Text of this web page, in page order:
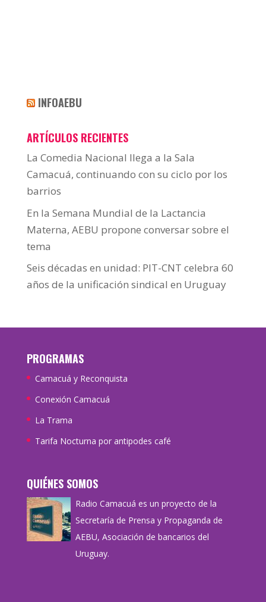
INFOAEBU
ARTÍCULOS RECIENTES
La Comedia Nacional llega a la Sala
Camacuá, continuando con su ciclo por los
barrios
En la Semana Mundial de la Lactancia
Materna, AEBU propone conversar sobre el
tema
Seis décadas en unidad: PIT-CNT celebra 60
años de la unificación sindical en Uruguay
PROGRAMAS
Camacuá y Reconquista
Conexión Camacuá
La Trama
Tarifa Nocturna por antipodes café
QUIÉNES SOMOS
Radio Camacuá es un proyecto de la
Secretaría de Prensa y Propaganda de
AEBU, Asociación de bancarios del
Uruguay.